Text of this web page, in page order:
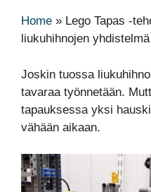
Home » Lego Tapas -
liukuhihnojen yhdistelmä
Joskin tuossa
tavaraa työnnetään.
tapauksessa yksi
vähään aikaan.